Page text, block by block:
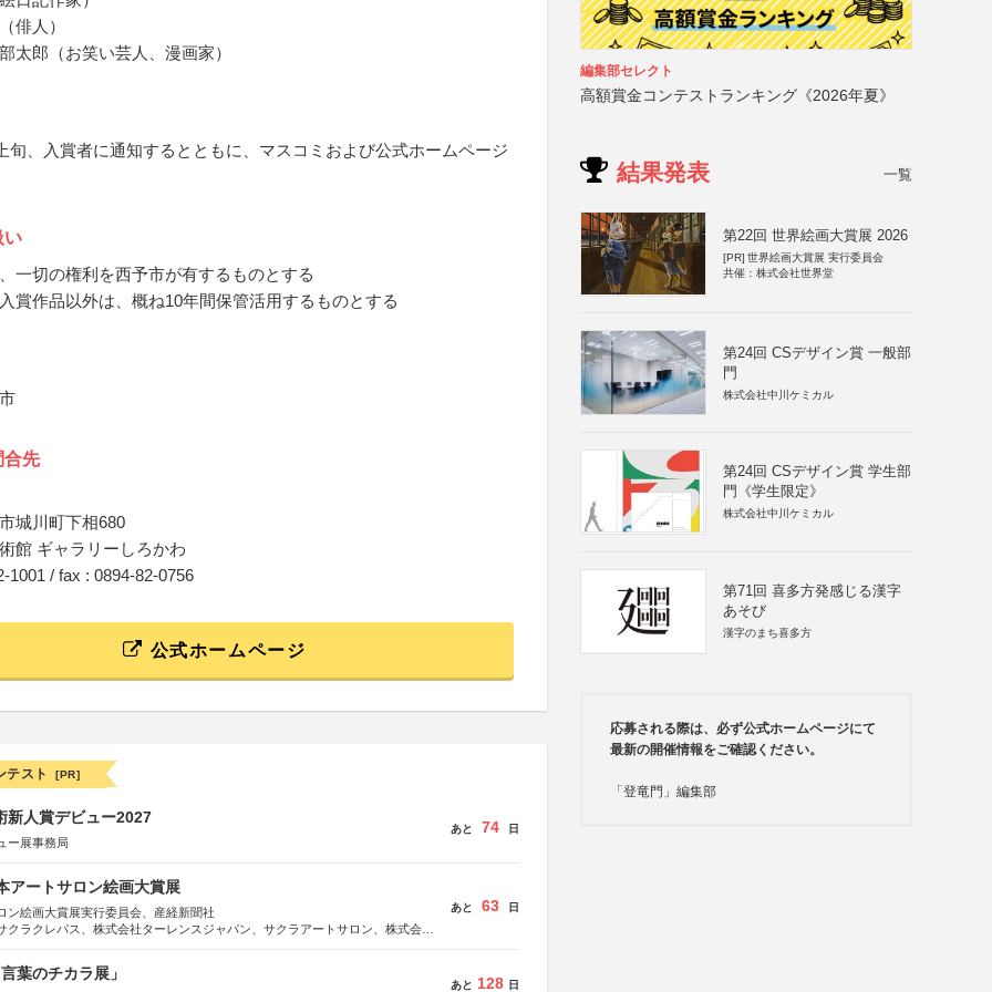
俳人）
太郎（お笑い芸人、漫画家）
旬、入賞者に通知するとともに、マスコミおよび公式ホームページ
い
一切の権利を西予市が有するものとする
賞作品以外は、概ね10年間保管活用するものとする
合先
城川町下相680
館 ギャラリーしろかわ
1001 / fax : 0894-82-0756
公式ホームページ
テスト [PR]
新人賞デビュー2027
ー展事務局
あと 74 日
アートサロン絵画大賞展
ン絵画大賞展実行委員会、産経新聞社
クラクレパス、株式会社ターレンスジャパン、サクラアートサロン、株式会社
あと 63 日
葉のチカラ展」
あと 128 日
編集部セレクト
高額賞金コンテストランキング《2026年夏》
結果発表 一覧
第22回 世界絵画大賞展 2026
[PR] 世界絵画大賞展 実行委員会
共催：株式会社世界堂
第24回 CSデザイン賞 一般部
門
株式会社中川ケミカル
第24回 CSデザイン賞 学生部
門《学生限定》
株式会社中川ケミカル
第71回 喜多方発感じる漢字
あそび
漢字のまち喜多方
応募される際は、必ず公式ホームページにて
最新の開催情報をご確認ください。
「登竜門」編集部